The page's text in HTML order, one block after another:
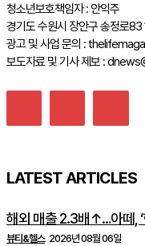
청소년보호책임자 : 안익주
경기도 수원시 장안구 송정로
광고 및 사업 문의 :
보도자료 및 기사 제보 :
LATEST ARTICLES
해외 매출 2.3배↑…아떼, ‘
뷰티&헬스 2026년 08월 06일